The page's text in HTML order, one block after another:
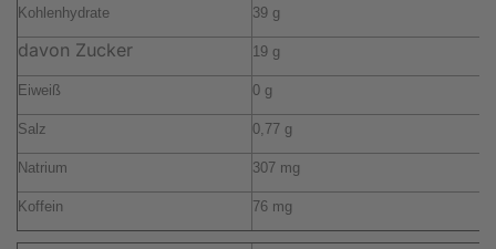
Kohlenhydrate 39 g
davon Zucker 19 g
Eiweiß 0 g
Salz 0,77 g
Natrium 307 mg
Koffein 76 mg